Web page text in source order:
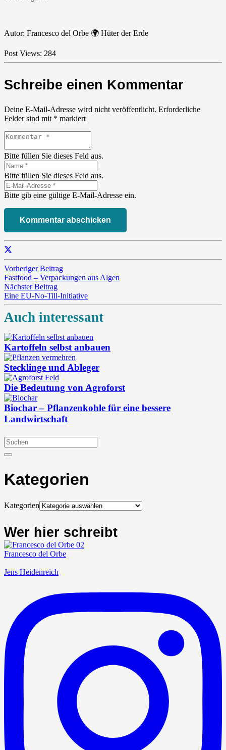
Autor: Francesco del Orbe 🌍 Hüter der Erde
Post Views: 284
Schreibe einen Kommentar
Deine E-Mail-Adresse wird nicht veröffentlicht. Erforderliche
Felder sind mit * markiert
Bitte füllen Sie dieses Feld aus.
Bitte füllen Sie dieses Feld aus.
Bitte gib eine gültige E-Mail-Adresse ein.
Kommentar abschicken
Vorheriger Beitrag
Fastfood – Verpackungen aus Algen
Nächster Beitrag
Eine EU-No-Till-Initiative
Auch interessant
Kartoffeln selbst anbauen
Stecklinge und Ableger
Die Bedeutung von Agroforst
Biochar – Pflanzenkohle für eine bessere
Landwirtschaft
Kategorien
Kategorien
Wer hier schreibt
Francesco del Orbe
Jens Heidenreich